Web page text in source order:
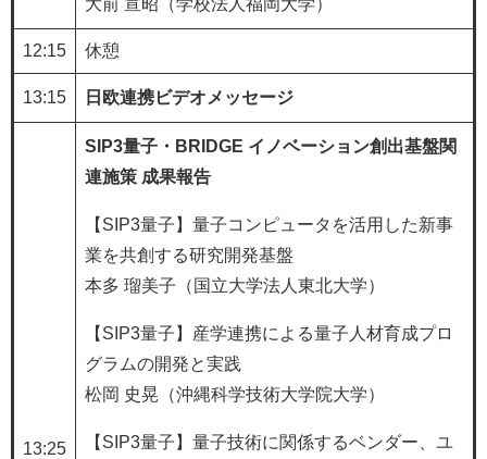
大前 宣昭（学校法人福岡大学）
12:15 休憩
13:15 日欧連携ビデオメッセージ
13:25
SIP3量子・BRIDGE イノベーション創出基盤関
連施策 成果報告​
【SIP3量子】量子コンピュータを活用した新事
業を共創する研究開発基盤
本多 瑠美子（国立大学法人東北大学）
【SIP3量子】産学連携による量子人材育成プロ
グラムの開発と実践
松岡 史晃（沖縄科学技術大学院大学）
【SIP3量子】量子技術に関係するベンダー、ユ